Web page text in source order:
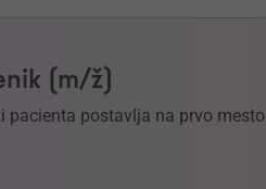
(m/ž)
pacienta postavlja na prvo